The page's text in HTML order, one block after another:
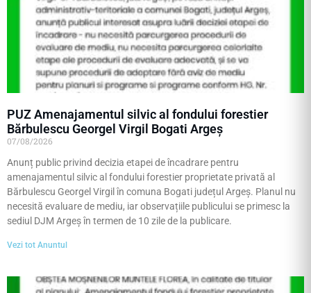
PUZ Amenajamentul silvic al fondului forestier
Bărbulescu Georgel Virgil Bogati Argeş
07/08/2026
Anunț public privind decizia etapei de încadrare pentru
amenajamentul silvic al fondului forestier proprietate privată al
Bărbulescu Georgel Virgil în comuna Bogati județul Argeș. Planul nu
necesită evaluare de mediu, iar observațiile publicului se primesc la
sediul DJM Argeș în termen de 10 zile de la publicare.
Vezi tot Anuntul